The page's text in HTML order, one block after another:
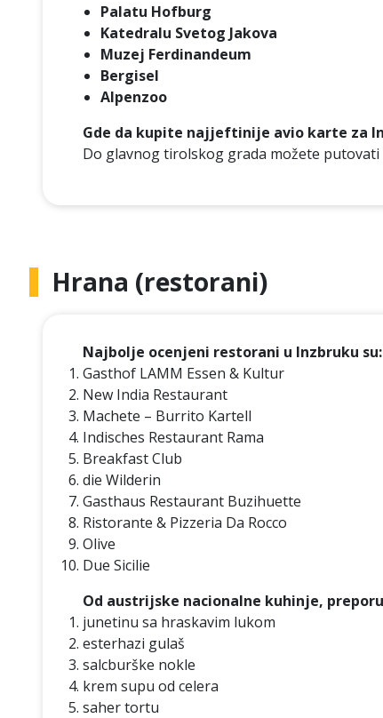
Palatu Hofburg
Katedralu Svetog Jakova
Muzej Ferdinandeum
Bergisel
Alpenzoo
Gde da kupite najjeftinije avio karte za
Do glavnog tirolskog grada možete
Hrana (restorani)
Najbolje ocenjeni restorani u Inzbruku su:
Gasthof LAMM Essen & Kultur
New India Restaurant
Machete – Burrito Kartell
Indisches Restaurant Rama
Breakfast Club
die Wilderin
Gasthaus Restaurant Buzihuette
Ristorante & Pizzeria Da Rocco
Olive
Due Sicilie
Od austrijske nacionalne kuhinje,
junetinu sa hraskavim lukom
esterhazi gulaš
salcburške nokle
krem supu od celera
saher tortu